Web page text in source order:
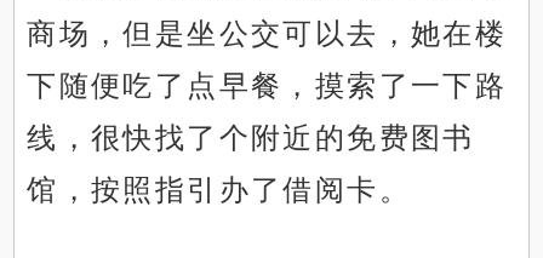
商场，但是坐公交可以去，她在楼
下随便吃了点早餐，摸索了一下路
线，很快找了个附近的免费图书
馆，按照指引办了借阅卡。